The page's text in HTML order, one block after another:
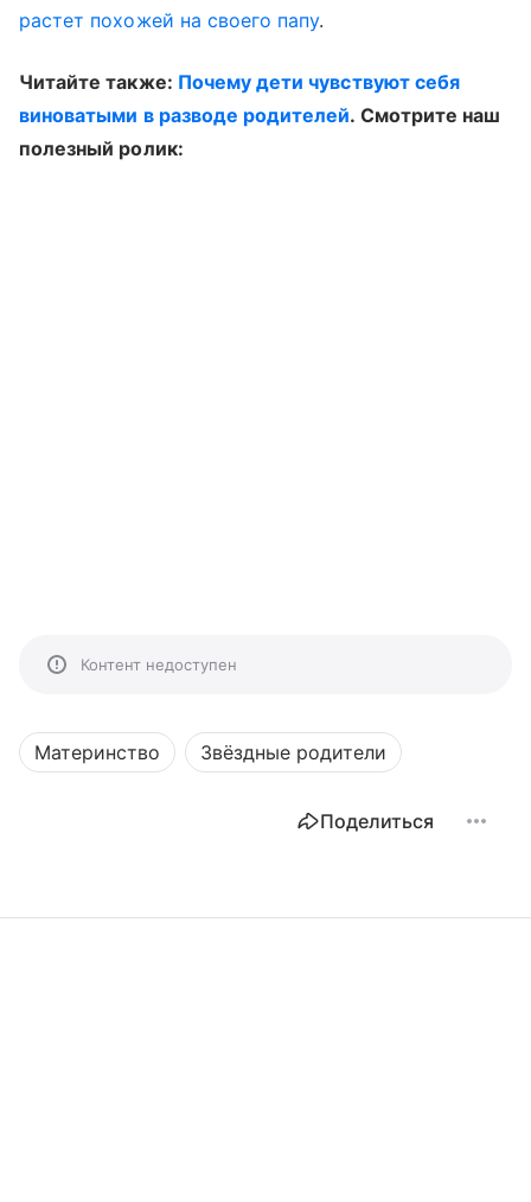
растет похожей на своего папу.
Читайте также: Почему дети чувствуют себя
виноватыми в разводе родителей. Смотрите наш
полезный ролик:
Контент недоступен
Материнство Звёздные родители
Поделиться